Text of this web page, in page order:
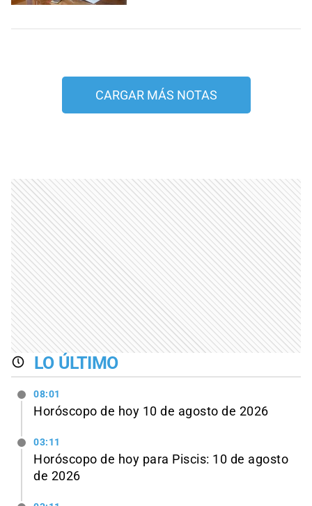
CARGAR MÁS NOTAS
LO ÚLTIMO
08:01
Horóscopo de hoy 10 de agosto de 2026
03:11
Horóscopo de hoy para Piscis: 10 de agosto
de 2026